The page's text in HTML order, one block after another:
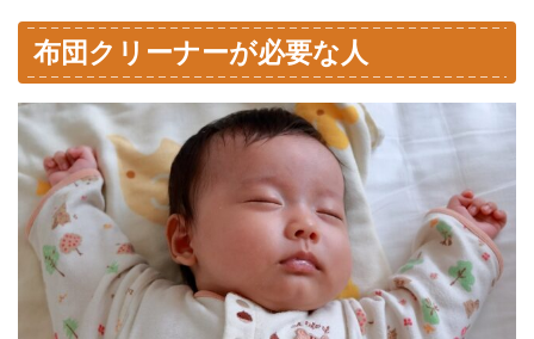
布団クリーナーが必要な人